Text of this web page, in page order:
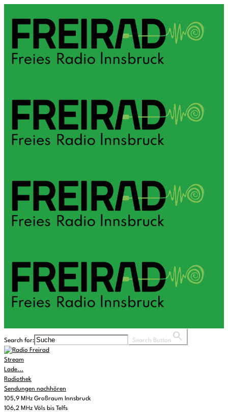
Search for: Search Button
Stream
Lade...
Radiothek
Sendungen nachhören
105,9 MHz Großraum Innsbruck
106,2 MHz Völs bis Telfs